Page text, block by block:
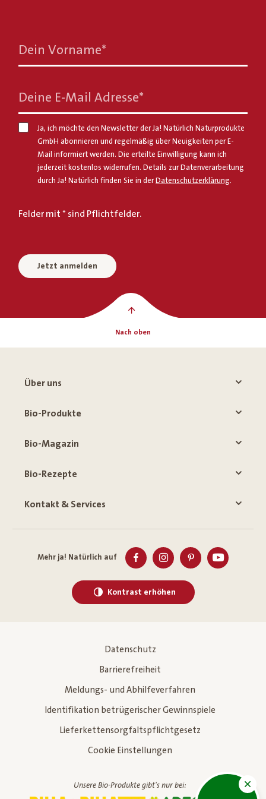
Dein Vorname*
Deine E-Mail Adresse*
Ja, ich möchte den Newsletter der Ja! Natürlich Naturprodukte
GmbH abonnieren und regelmäßig über Neuigkeiten per E-
Mail informiert werden. Die erteilte Einwilligung kann ich
jederzeit kostenlos widerrufen. Details zur Datenverarbeitung
durch Ja! Natürlich finden Sie in derDatenschutzerklärung.
Felder mit * sind Pflichtfelder.
Jetzt anmelden
Nach oben
Über uns
Bio-Produkte
Bio-Magazin
Bio-Rezepte
Kontakt & Services
Mehr ja! Natürlich auf
Kontrast erhöhen
Datenschutz
Barrierefreiheit
Meldungs- und Abhilfeverfahren
Identifikation betrügerischer Gewinnspiele
Lieferkettensorgfaltspflichtgesetz
Cookie Einstellungen
Unsere Bio-Produkte gibt's nur bei: